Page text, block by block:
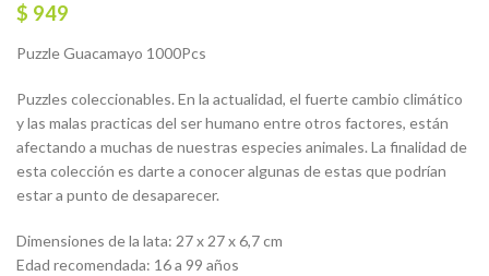
$ 949
Puzzle Guacamayo 1000Pcs
Puzzles coleccionables. En la actualidad, el fuerte cambio climático
y las malas practicas del ser humano entre otros factores, están
afectando a muchas de nuestras especies animales. La finalidad de
esta colección es darte a conocer algunas de estas que podrían
estar a punto de desaparecer.
Dimensiones de la lata: 27 x 27 x 6,7 cm
Edad recomendada: 16 a 99 años